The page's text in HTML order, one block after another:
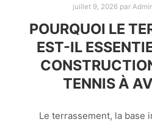
juillet 9, 2026par
POURQUOI LE
EST-IL
TENNIS À
Le terrassement, la base